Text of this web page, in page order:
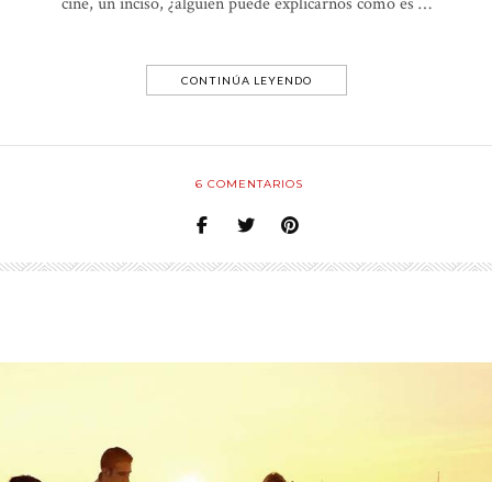
CONTINÚA LEYENDO
6 COMENTARIOS